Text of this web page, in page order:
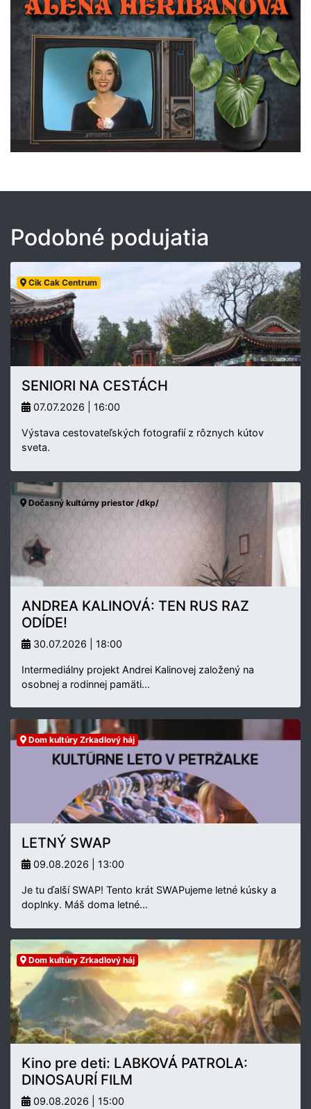
Podobné podujatia
Cik Cak Centrum
SENIORI NA CESTÁCH
07.07.2026 | 16:00
Výstava cestovateľských fotografií z rôznych kútov
sveta.
Dočasný kultúrny priestor /dkp/
ANDREA KALINOVÁ: TEN RUS RAZ
ODÍDE!
30.07.2026 | 18:00
Intermediálny projekt Andrei Kalinovej založený na
osobnej a rodinnej pamäti…
Dom kultúry Zrkadlový háj
LETNÝ SWAP
09.08.2026 | 13:00
Je tu ďalší SWAP! Tento krát SWAPujeme letné kúsky a
doplnky. Máš doma letné…
Dom kultúry Zrkadlový háj
Kino pre deti: LABKOVÁ PATROLA:
DINOSAURÍ FILM
09.08.2026 | 15:00